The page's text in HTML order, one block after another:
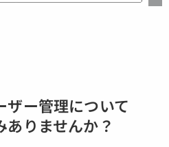
ザー管理について
ありませんか？